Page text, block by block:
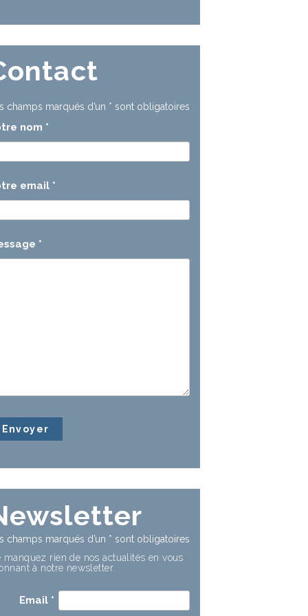
champs marqués d’un * sont obligatoires
nom *
email *
*
champs marqués d’un * sont obligatoires
manquez rien de nos actualités en vous
à notre newsletter.
Email *